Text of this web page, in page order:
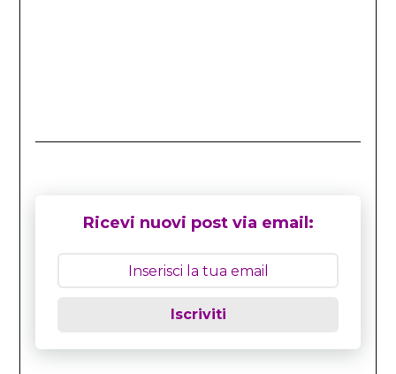
Ricevi nuovi post via email:
Iscriviti